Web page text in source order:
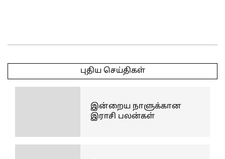
04-
புதிய செய்திகள்
இன்றைய நாளுக்கான
இராசி பலன்கள்